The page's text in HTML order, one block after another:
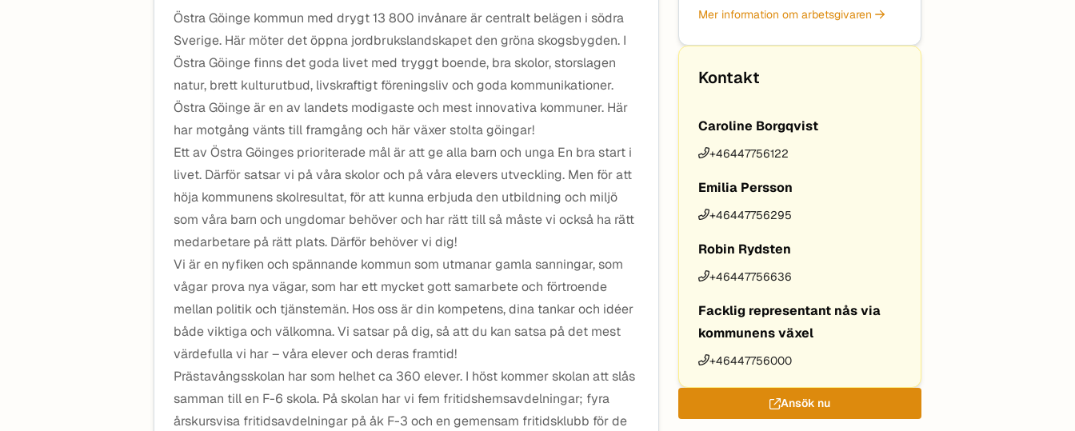
Östra Göinge kommun med drygt 13 800 invånare är centralt belägen i södra
Sverige. Här möter det öppna jordbrukslandskapet den gröna skogsbygden. I
Östra Göinge finns det goda livet med tryggt boende, bra skolor, storslagen
natur, brett kulturutbud, livskraftigt föreningsliv och goda kommunikationer.
Östra Göinge är en av landets modigaste och mest innovativa kommuner. Här
har motgång vänts till framgång och här växer stolta göingar!
Ett av Östra Göinges prioriterade mål är att ge alla barn och unga En bra start i
livet. Därför satsar vi på våra skolor och på våra elevers utveckling. Men för att
höja kommunens skolresultat, för att kunna erbjuda den utbildning och miljö
som våra barn och ungdomar behöver och har rätt till så måste vi också ha rätt
medarbetare på rätt plats. Därför behöver vi dig!
Vi är en nyfiken och spännande kommun som utmanar gamla sanningar, som
vågar prova nya vägar, som har ett mycket gott samarbete och förtroende
mellan politik och tjänstemän. Hos oss är din kompetens, dina tankar och idéer
både viktiga och välkomna. Vi satsar på dig, så att du kan satsa på det mest
värdefulla vi har – våra elever och deras framtid!
Prästavångsskolan har som helhet ca 360 elever. I höst kommer skolan att slås
samman till en F-6 skola. På skolan har vi fem fritidshemsavdelningar; fyra
årskursvisa fritidsavdelningar på åk F-3 och en gemensam fritidsklubb för de
Mer information om arbetsgivaren
Kontakt
Caroline Borgqvist
+46447756122
Emilia Persson
+46447756295
Robin Rydsten
+46447756636
Facklig representant nås via
kommunens växel
+46447756000
Ansök nu